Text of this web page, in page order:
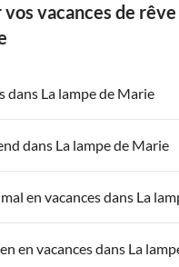
vacances de rêve
dans La lampe de Marie
dans La lampe de Marie